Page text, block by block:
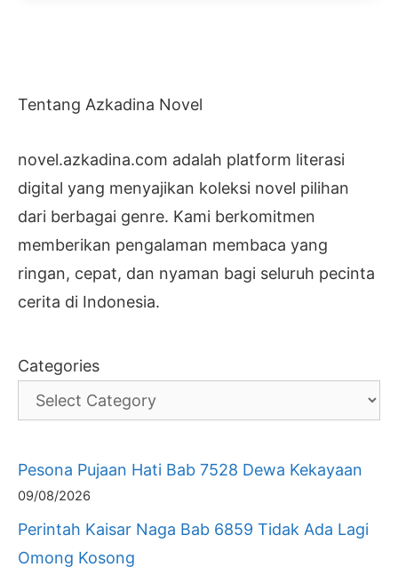
Tentang Azkadina Novel
novel.azkadina.com adalah platform literasi
digital yang menyajikan koleksi novel pilihan
dari berbagai genre. Kami berkomitmen
memberikan pengalaman membaca yang
ringan, cepat, dan nyaman bagi seluruh pecinta
cerita di Indonesia.
Categories
Pesona Pujaan Hati Bab 7528 Dewa Kekayaan
09/08/2026
Perintah Kaisar Naga Bab 6859 Tidak Ada Lagi
Omong Kosong